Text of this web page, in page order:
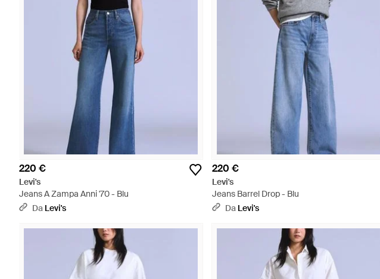
220 €
Levi's
Jeans A Zampa Anni '70 - Blu
Da Levi's
220 €
Levi's
Jeans Barrel Drop - Blu
Da Levi's